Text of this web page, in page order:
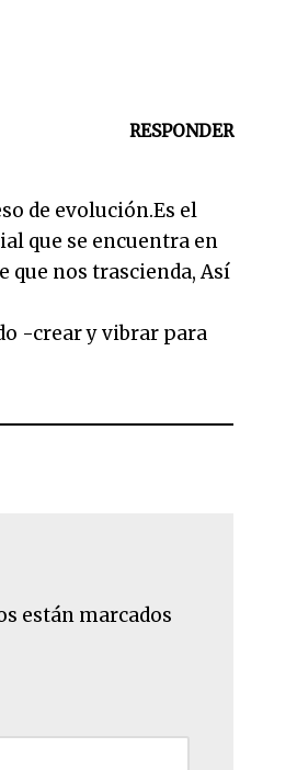
RESPONDER
de evolución.Es el
que se encuentra en
que nos trascienda, Así
-crear y vibrar para
están marcados